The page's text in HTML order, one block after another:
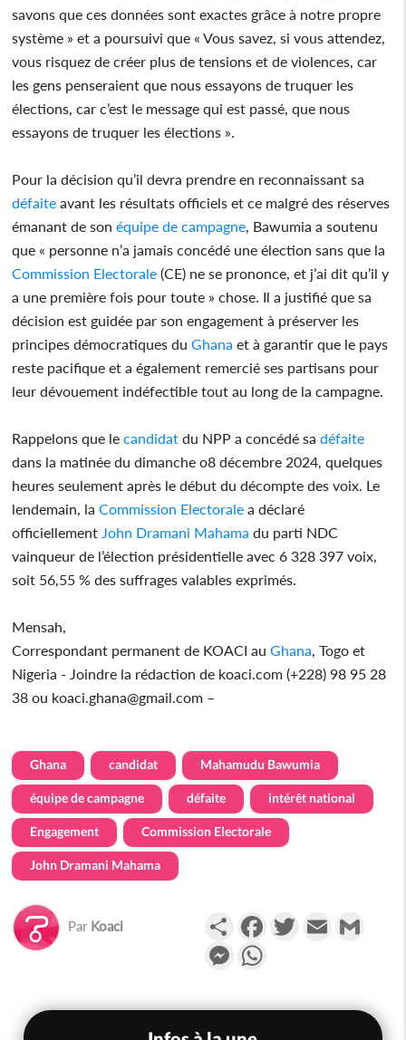
savons que ces données sont exactes grâce à notre propre
système » et a poursuivi que « Vous savez, si vous attendez,
vous risquez de créer plus de tensions et de violences, car
les gens penseraient que nous essayons de truquer les
élections, car c’est le message qui est passé, que nous
essayons de truquer les élections ».
Pour la décision qu’il devra prendre en reconnaissant sa
défaite avant les résultats officiels et ce malgré des réserves
émanant de son équipe de campagne , Bawumia a soutenu
que « personne n’a jamais concédé une élection sans que la
Commission Electorale (CE) ne se prononce, et j’ai dit qu’il y
a une première fois pour toute » chose. Il a justifié que sa
décision est guidée par son engagement à préserver les
principes démocratiques duGhana et à garantir que le pays
reste pacifique et a également remercié ses partisans pour
leur dévouement indéfectible tout au long de la campagne.
Rappelons que le candidat du NPP a concédé sa défaite
dans la matinée du dimanche o8 décembre 2024, quelques
heures seulement après le début du décompte des voix. Le
lendemain, la Commission Electorale a déclaré
officiellement John Dramani Mahama du parti NDC
vainqueur de l’élection présidentielle avec 6 328 397 voix,
soit 56,55 % des suffrages valables exprimés.
Mensah,
Correspondant permanent de KOACI auGhana , Togo et
Nigeria - Joindre la rédaction de koaci.com (+228) 98 95 28
38 ou koaci.ghana@gmail.com –
Ghana candidat Mahamudu Bawumia
équipe de campagne défaite intérêt national
Engagement Commission Electorale
John Dramani Mahama
Par Koaci PartagerFacebookTwitterEmail
Messenger